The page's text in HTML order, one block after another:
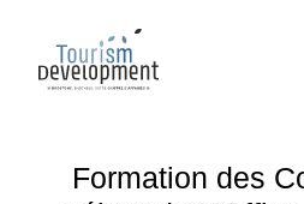
Formation des